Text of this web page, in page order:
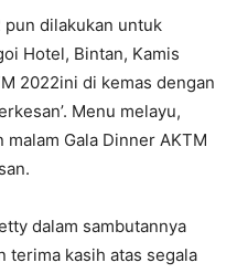
pun dilakukan untuk
Hotel, Bintan, Kamis
2022ini di kemas dengan
Menu melayu,
Gala Dinner AKTM
dalam sambutannya
terima kasih atas segala